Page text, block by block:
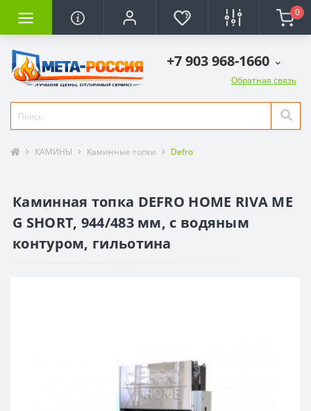
0
+7 903 968-1660
Обратная связь
КАМИНЫ Каминные топки Defro
Каминная топка DEFRO HOME RIVA ME
G SHORT, 944/483 мм, с водяным
контуром, гильотина